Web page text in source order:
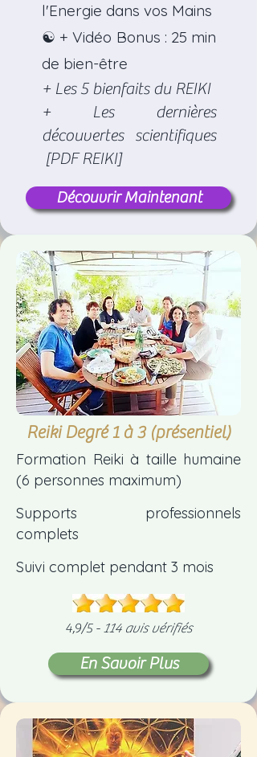
l'Energie dans vos Mains
☯ + Vidéo Bonus : 25 min
de bien-être
+ Les 5 bienfaits du REIKI
+ Les dernières
découvertes scientifiques
[PDF REIKI]
Découvrir Maintenant
Reiki Degré 1 à 3 (présentiel)
Formation Reiki à taille humaine
(6 personnes maximum)
Supports professionnels
complets
Suivi complet pendant 3 mois
4,9/5 -114 avis vérifiés
En Savoir Plus